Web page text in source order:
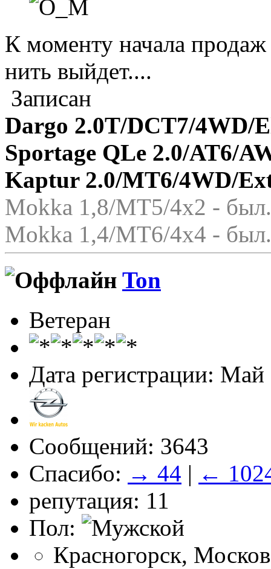
К моменту начала
нить выйдет....
Записан
Dargo 2.0T/DCT7/4WD/
Sportage QLe 2.0/AT6/
Kaptur 2.0/MT6/4WD/
Mokka 1,8/МТ5/4x2 -
Mokka 1,4/МТ6/4x4 -
Ton
Ветеран
Дата регистрации: Май
Сообщений: 3643
Спасибо: → 44 | ←
репутация: 11
Пол:
Красногорск,